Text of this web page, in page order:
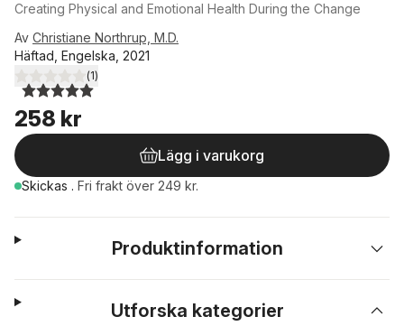
Creating Physical and Emotional Health During the Change
Av Christiane Northrup, M.D.
Häftad, Engelska, 2021
5,0utav 5 stjärnor. Totalt antal röster:
(1)
258 kr
Lägg i varukorg
Skickas . Fri frakt över 249 kr.
Produktinformation
Utforska kategorier